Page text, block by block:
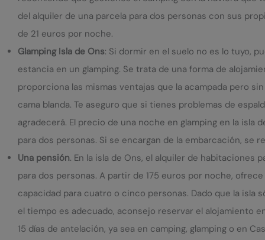
del alquiler de una parcela para dos personas con sus
de 21 euros por noche.
Glamping Isla de Ons: Si dormir en el suelo no es lo tuyo,
estancia en un glamping. Se trata de una forma de
proporciona las mismas ventajas que la acampada pero
cama blanda. Te aseguro que si tienes problemas de
agradecerá. El precio de una noche en glamping en la isla
para dos personas. Si se encargan de la embarcación, se
Una pensión. En la isla de Ons, el alquiler de habitaciones
para dos personas. A partir de 175 euros por noche,
capacidad para cuatro o cinco personas. Dado que la isla
el tiempo es adecuado, aconsejo reservar el alojamiento
15 días de antelación, ya sea en camping, glamping o en